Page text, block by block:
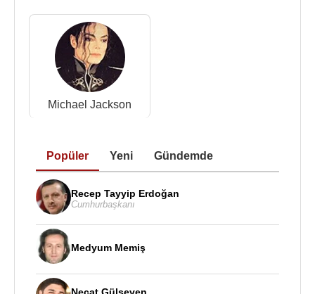
yakalandı.Tedavi gördü. 1997'de “The Velvet
Rope'u” çıkardı ve bu albümle Amerikan albüm
listelerinde bir numaraya kadar yükseldi. 2001'de
“All for You” adlı albümünü yayımlayan Jackson,
2000'lerde medyadan uzak kaldı.
kardeşler"in en başarılı kadın üyesidir. Jackson,
günümüze kadar altısı Amerikan albüm listelerinde
zirveye ulaşan on stüdyo albümüne imza attı,
çıkarmış olduğu on tekli, Amerikan müzik
listelerinde zirveye oturdu.
Müzik hayatının dışında sinemada da yer alan
Jackson, profesyonel anlamda ilk defa 1993'te
“Sadece Justice” adlı filmde “Tupac Shakur” ile
Michael Jackson
Popüler Yeni Gündemde
Recep Tayyip Erdoğan
Cumhurbaşkanı
Medyum Memiş
Necat Gülseven